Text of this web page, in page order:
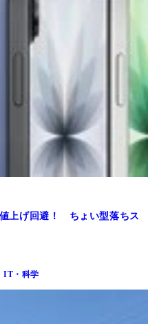
上げ回避！ ちょい型落ちス
IT・科学